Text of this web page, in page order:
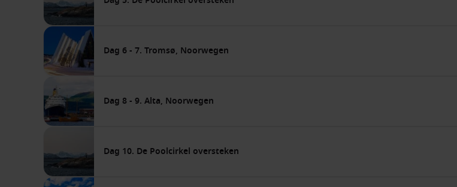
Dag 6 - 7. Tromsø, Noorwegen
Dag 8 - 9. Alta, Noorwegen
Dag 10. De Poolcirkel oversteken